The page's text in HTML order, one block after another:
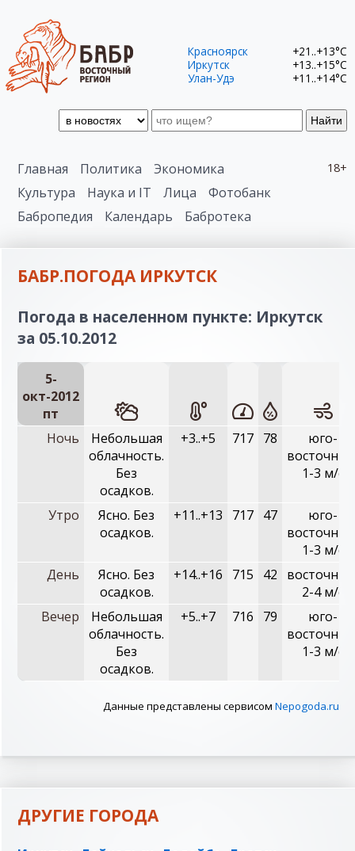
Найти
Красноярск
+21..+13°C
Иркутск
+13..+15°C
Улан-Удэ
+11..+14°C
18+
Главная Политика
Экономика
Культура
Наука и IT Лица
Фотобанк
Бабропедия
Календарь Бабротека
БАБР.ПОГОДА ИРКУТСК
Погода в населенном пункте: Иркутск
за 05.10.2012
5-
окт-2012
пт
Ночь
Небольшая
облачность.
Без
осадков.
+3..+5 717 78
юго-
1-3 м/с
Утро
Ясно. Без
осадков.
+11..+13 717 47
юго-
1-3 м/с
День
Ясно. Без
осадков.
+14..+16 715 42
2-4 м/с
Вечер
Небольшая
облачность.
Без
осадков.
+5..+7 716 79
юго-
1-3 м/с
Данные представлены сервисом Nepogoda.ru
ДРУГИЕ ГОРОДА